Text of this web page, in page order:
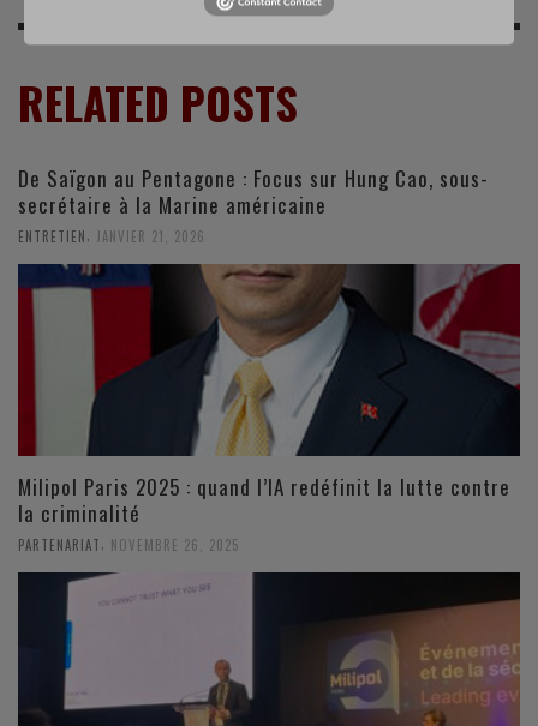
RELATED POSTS
De Saïgon au Pentagone : Focus sur Hung Cao, sous-
secrétaire à la Marine américaine
ENTRETIEN JANVIER 21, 2026
Milipol Paris 2025 : quand l’IA redéfinit la lutte contre
la criminalité
PARTENARIAT NOVEMBRE 26, 2025